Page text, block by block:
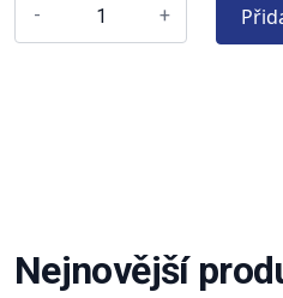
- +
Nejnovější